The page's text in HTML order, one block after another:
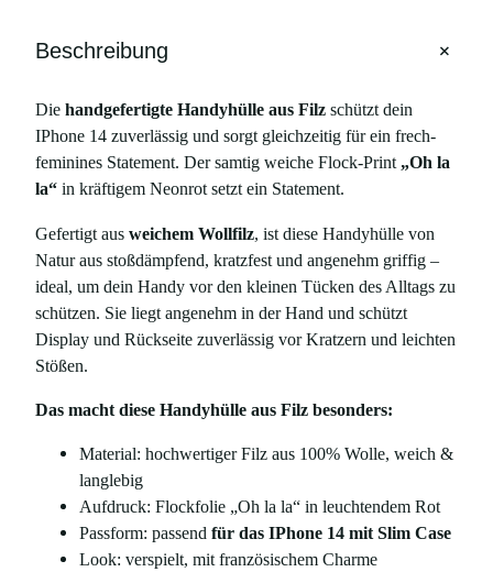
a
u
F
i
l
z
m
i
t
r
i
t
Beschreibung +
Die handgefertigte Handyhülle aus Filz schützt dein
IPhone 14 zuverlässig und sorgt gleichzeitig für ein frech-
feminines Statement. Der samtig weiche Flock-Print „Oh la
la“ in kräftigem Neonrot setzt ein Statement.
Gefertigt aus weichem Wollfilz, ist diese Handyhülle von
Natur aus stoßdämpfend, kratzfest und angenehm griffig –
ideal, um dein Handy vor den kleinen Tücken des Alltags zu
schützen. Sie liegt angenehm in der Hand und schützt
Display und Rückseite zuverlässig vor Kratzern und leichten
Stößen.
Das macht diese Handyhülle aus Filz besonders:
Material: hochwertiger Filz aus 100% Wolle, weich &
langlebig
Aufdruck: Flockfolie „Oh la la“ in leuchtendem Rot
Passform: passend für das IPhone 14 mit Slim Case
Look: verspielt, mit französischem Charme